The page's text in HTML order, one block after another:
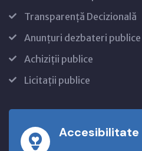
Transparență Decizională
Anunțuri dezbateri publice
Achiziții publice
Licitații publice
Accesibilitate